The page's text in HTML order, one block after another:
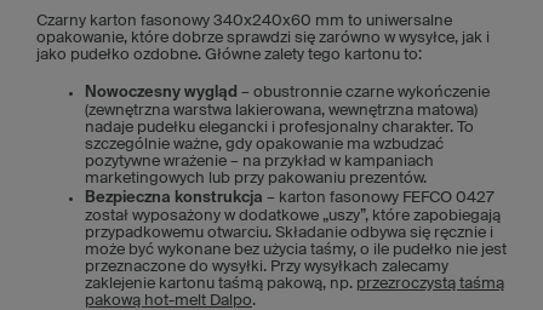
Czarny karton fasonowy 340x240x60 mm to uniwersalne
opakowanie, które dobrze sprawdzi się zarówno w wysyłce, jak i
jako pudełko ozdobne. Główne zalety tego kartonu to:
Nowoczesny wygląd – obustronnie czarne wykończenie
(zewnętrzna warstwa lakierowana, wewnętrzna matowa)
nadaje pudełku elegancki i profesjonalny charakter. To
szczególnie ważne, gdy opakowanie ma wzbudzać
pozytywne wrażenie – na przykład w kampaniach
marketingowych lub przy pakowaniu prezentów.
Bezpieczna konstrukcja – karton fasonowy FEFCO 0427
został wyposażony w dodatkowe „uszy”, które zapobiegają
przypadkowemu otwarciu. Składanie odbywa się ręcznie i
może być wykonane bez użycia taśmy, o ile pudełko nie jest
przeznaczone do wysyłki. Przy wysyłkach zalecamy
zaklejenie kartonu taśmą pakową, np. przezroczystą taśmą
pakową hot-melt Dalpo.